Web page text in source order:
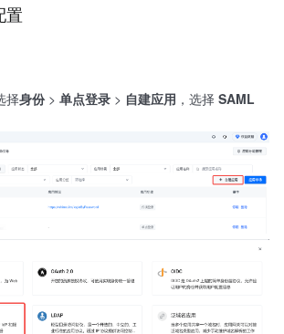
置
择身份> 单点登录 > 自建应用 ，选择 SAML